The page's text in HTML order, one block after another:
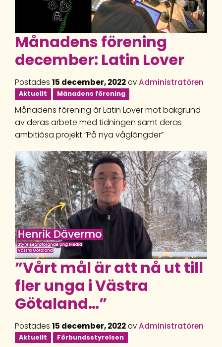
Månadens förening
december: Latin Lover
Postades 15 december, 2022avAdministratören
Aktuellt Månadens förening
Månadens förening är Latin Lover mot bakgrund
av deras arbete med tidningen samt deras
ambitiösa projekt ”På nya våglängder”
”Vårt mål är att nå ut till
fler unga i Västra
Götaland…”
Postades 15 december, 2022avAdministratören
Aktuellt Förbundsstyrelsen